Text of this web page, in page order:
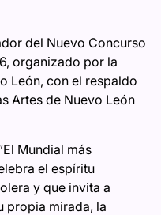
del Nuevo Concurso
organizado por la
León, con el respaldo
Artes de Nuevo León
Mundial más
el espíritu
y que invita a
propia mirada, la